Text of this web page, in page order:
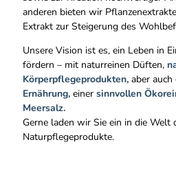
anderen bieten wir
Extrakt zur Steigerung des
Unsere Vision ist es, ein Leben in
fördern – mit naturreinen Düften,
Körperpflegeprodukten,aber auch
Ernährung,einer sinnvollen
Meersalz.
Gerne laden wir Sie ein in die Welt
Naturpflegeprodukte.